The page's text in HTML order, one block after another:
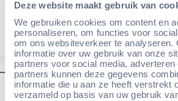
Deze website maakt gebruik van
We gebruiken cookies om content en
personaliseren, om functies voor
om ons websiteverkeer te analyseren.
informatie over uw gebruik van onze
partners voor social media,
partners kunnen deze gegevens
informatie die u aan ze heeft verstrekt
verzameld op basis van uw gebruik
€ 45,95 Meer info